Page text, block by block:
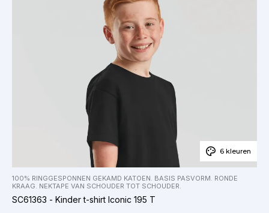
6 kleuren
100% RINGGESPONNEN GEKAMD KATOEN. BASIS PASVORM. RONDE
KRAAG. NEKTAPE VAN SCHOUDER TOT SCHOUDER.
SC61363 - Kinder t-shirt Iconic 195 T